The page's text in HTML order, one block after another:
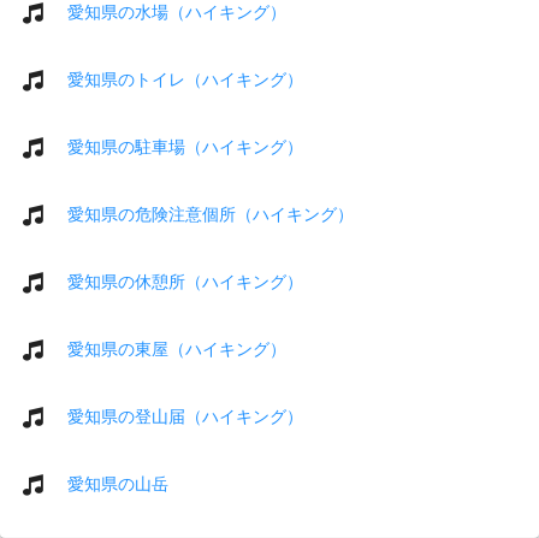
愛知県の水場（ハイキング）
愛知県のトイレ（ハイキング）
愛知県の駐車場（ハイキング）
愛知県の危険注意個所（ハイキング）
愛知県の休憩所（ハイキング）
愛知県の東屋（ハイキング）
愛知県の登山届（ハイキング）
愛知県の山岳